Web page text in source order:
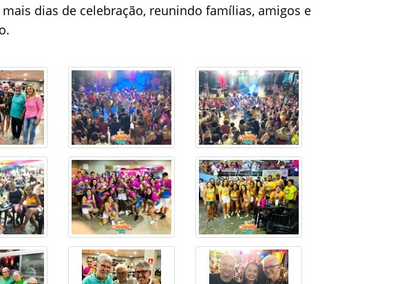
dias de celebração, reunindo famílias, amigos e